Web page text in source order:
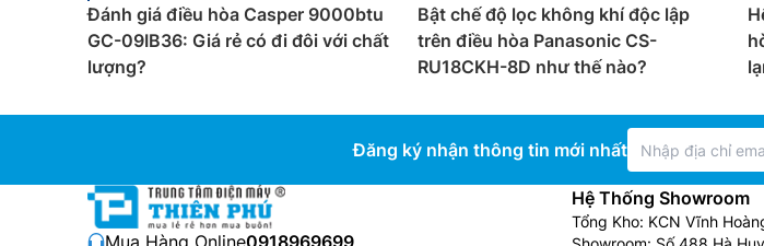
Đánh giá điều hòa Casper 9000btu
GC-09IB36: Giá rẻ có đi đôi với chất
lượng?
Bật chế độ lọc không khí độc lập
trên điều hòa Panasonic CS-
RU18CKH-8D như thế nào?
Đăng ký nhận thông tin mới nhất
Mua Hàng Online:0918969699
Hệ Thống Showroom
Tổng Kho: KCN Vĩnh